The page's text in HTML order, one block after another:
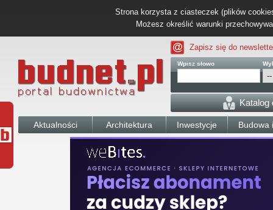
Strona korzysta z ciasteczek (plików
Możesz określić warunki
Zapisz się do
Wpisz słowo
Katalog
Aktualności Architektura Inwestycje Budowa